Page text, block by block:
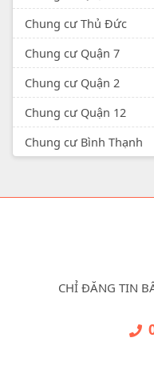
Chung cư Thủ Đức
Chung cư Quận 7
Chung cư Quận 2
Chung cư Quận 12
Chung cư Bình Thạnh
CHỈ ĐĂNG TIN